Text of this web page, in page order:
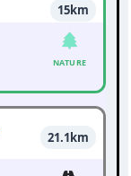
15km
NATURE
21.1km